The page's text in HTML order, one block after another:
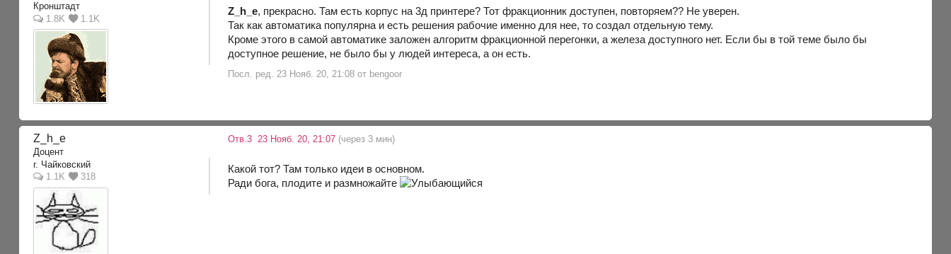
Кронштадт
1.8K
1.1K
Z_h_e, прекрасно. Там есть корпус на 3д принтере? Тот фракционник доступен, повторяем?? Не уверен.
Так как автоматика популярна и есть решения рабочие именно для нее, то создал отдельную тему.
Кроме этого в самой автоматике заложен алгоритм фракционной перегонки, а железа доступного нет. Если бы в той теме было бы
доступное решение, не было бы у людей интереса, а он есть.
Посл. ред. 23 Нояб. 20, 21:08 от bengoor
Z_h_e
Доцент
г. Чайковский
1.1K
318
Отв.3 23 Нояб. 20, 21:07 (через 3 мин)
Какой тот? Там только идеи в основном.
Ради бога, плодите и размножайте